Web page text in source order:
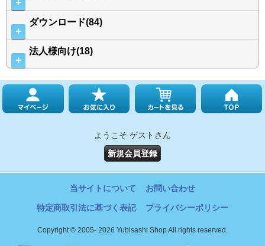
＋
＋
ダウンロード(84)
＋
法人様向け(18)
ようこそ ゲストさん
新規会員登録
当サイトについて お問い合わせ
特定商取引法に基づく表記 プライバシーポリシー
Copyright © 2005- 2026 Yubisashi Shop All rights reserved.